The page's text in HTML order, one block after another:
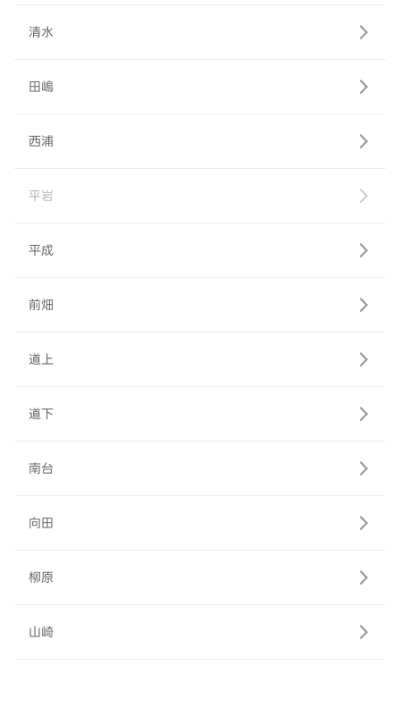
清水
田嶋
西浦
平岩
平成
前畑
道上
道下
南台
向田
柳原
山崎